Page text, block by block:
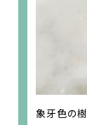
象牙色の